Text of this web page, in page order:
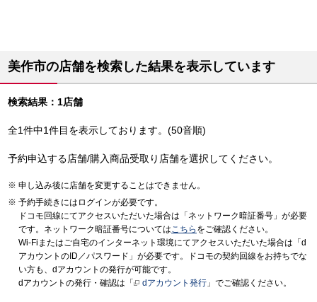
美作市の店舗を検索した結果を表示しています
検索結果：1店舗
全1件中1件目を表示しております。(50音順)
予約申込する店舗/購入商品受取り店舗を選択してください。
申し込み後に店舗を変更することはできません。
予約手続きにはログインが必要です。
ドコモ回線にてアクセスいただいた場合は「ネットワーク暗証番号」が必要
です。ネットワーク暗証番号についてはこちら をご確認ください。
Wi-Fiまたはご自宅のインターネット環境にてアクセスいただいた場合は「d
アカウントのID／パスワード」が必要です。ドコモの契約回線をお持ちでな
い方も、dアカウントの発行が可能です。
dアカウントの発行・確認は「
dアカウント発行 」でご確認ください。